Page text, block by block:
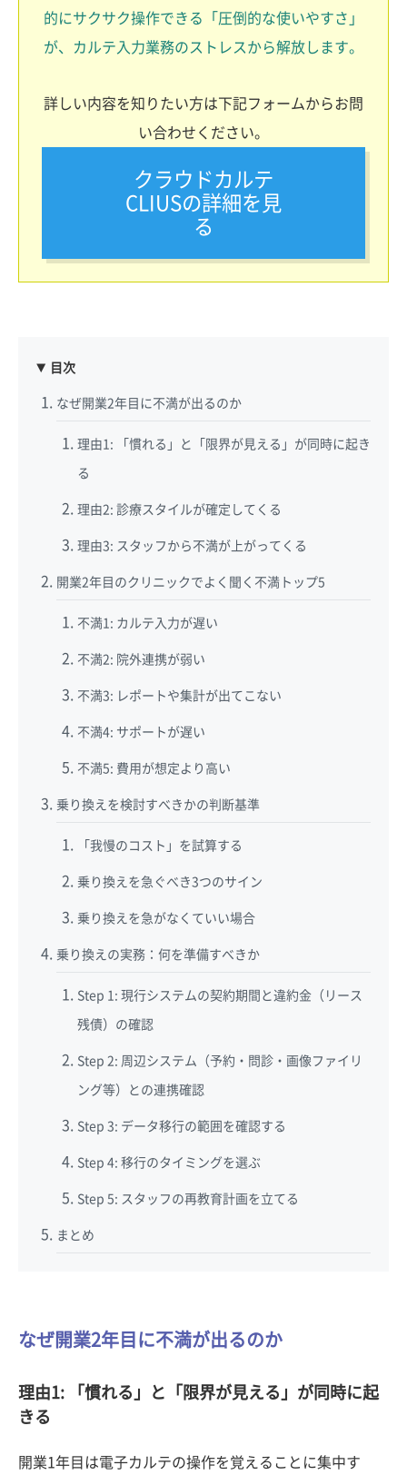
的にサクサク操作できる「圧倒的な使いやすさ」
が、カルテ入力業務のストレスから解放します。
詳しい内容を知りたい方は下記フォームからお問
い合わせください。
クラウドカルテ
CLIUSの詳細を見
る
目次
なぜ開業2年目に不満が出るのか
理由1: 「慣れる」と「限界が見える」が同時に起き
る
理由2: 診療スタイルが確定してくる
理由3: スタッフから不満が上がってくる
開業2年目のクリニックでよく聞く不満トップ5
不満1: カルテ入力が遅い
不満2: 院外連携が弱い
不満3: レポートや集計が出てこない
不満4: サポートが遅い
不満5: 費用が想定より高い
乗り換えを検討すべきかの判断基準
「我慢のコスト」を試算する
乗り換えを急ぐべき3つのサイン
乗り換えを急がなくていい場合
乗り換えの実務：何を準備すべきか
Step 1: 現行システムの契約期間と違約金（リース
残債）の確認
Step 2: 周辺システム（予約・問診・画像ファイリ
ング等）との連携確認
Step 3: データ移行の範囲を確認する
Step 4: 移行のタイミングを選ぶ
Step 5: スタッフの再教育計画を立てる
まとめ
なぜ開業2年目に不満が出るのか
理由1: 「慣れる」と「限界が見える」が同時に起
きる
開業1年目は電子カルテの操作を覚えることに集中す